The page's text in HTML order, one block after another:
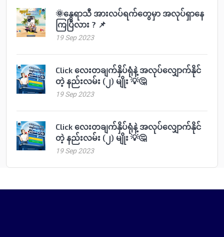
🌞နွေရာသီ အားလပ်ရက်တွေမှာ အလုပ်ရှာနေ
ကြပြီလား ? 📌
19 Sep 2023
Click လေးတချက်နှိပ်ရုံနဲ့ အလုပ်လျှောက်နိုင်
တဲ့ နည်းလမ်း (၂) မျိုး 💡🤔
19 Sep 2023
Click လေးတချက်နှိပ်ရုံနဲ့ အလုပ်လျှောက်နိုင်
တဲ့ နည်းလမ်း (၂) မျိုး 💡🤔
19 Sep 2023